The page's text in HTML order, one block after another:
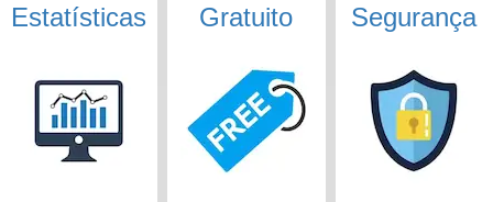
Estatísticas Gratuito Segurança